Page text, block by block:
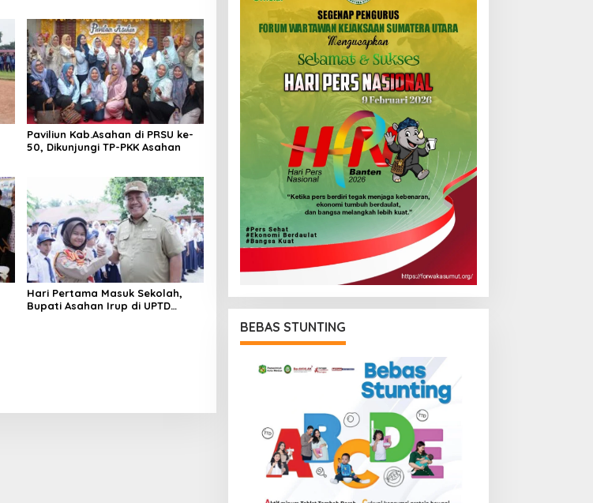
Paviliun Kab.Asahan di PRSU ke-
50, Dikunjungi TP-PKK Asahan
Hari Pertama Masuk Sekolah,
Bupati Asahan Irup di UPTD
BEBAS STUNTING